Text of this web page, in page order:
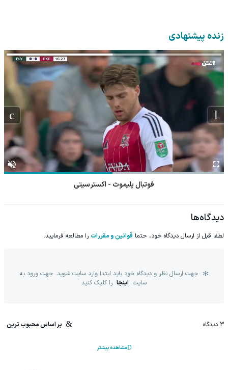
زنده پیشنهادی
فوتبال پلیموث - اکسترسیتی
دیدگاه‌ها
لطفا قبل از ارسال دیدگاه خود، حتما قوانین و مقررات را مطالعه فرمایید.
جهت ارسال نظر و دیدگاه خود باید ابتدا وارد سایت شوید. جهت ورود به
سایت اینجا را کلیک کنید
3 دیدگاه بر اساس محبوب ترین
مشاهده بیشتر